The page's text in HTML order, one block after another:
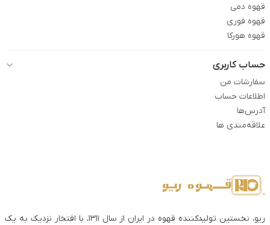
قهوه دمی
قهوه فوری
قهوه هورکا
حساب کاربری
سفارشات من
اطلاعات حساب
آدرس‌ها
علاقه‌مندی ها
ریو، نخستین تولیدکننده قهوه در ایران از سال ۱۳۱۱، با افتخار نزدیک به یک